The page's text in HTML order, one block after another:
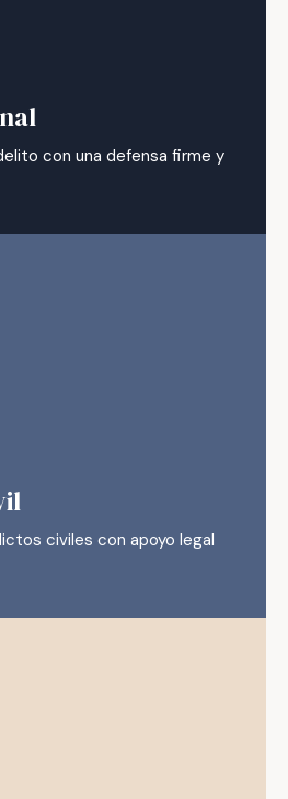
con una defensa firme y
civiles con apoyo legal